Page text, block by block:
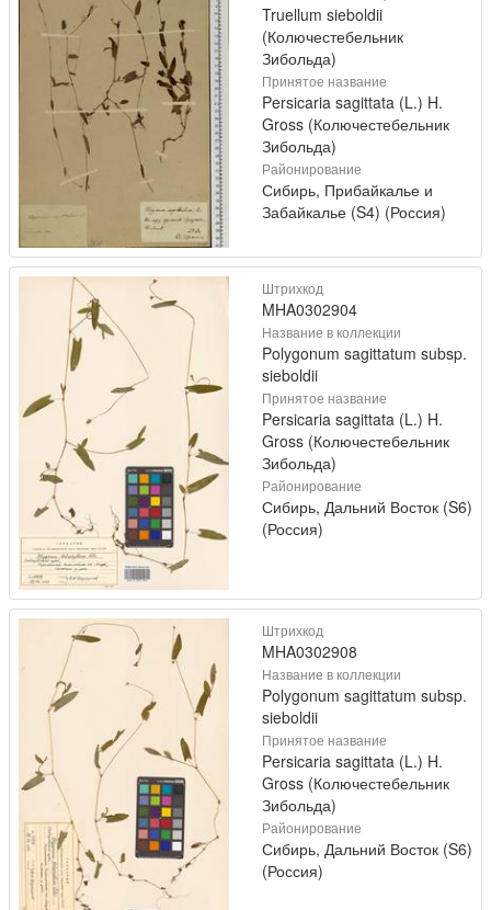
Truellum sieboldii
(Колючестебельник
Зибольда)
Принятое название
Persicaria sagittata (L.) H.
Gross (Колючестебельник
Зибольда)
Районирование
Сибирь, Прибайкалье и
Забайкалье (S4) (Россия)
Штрихкод
MHA0302904
Название в коллекции
Polygonum sagittatum subsp.
sieboldii
Принятое название
Persicaria sagittata (L.) H.
Gross (Колючестебельник
Зибольда)
Районирование
Сибирь, Дальний Восток (S6)
(Россия)
Штрихкод
MHA0302908
Название в коллекции
Polygonum sagittatum subsp.
sieboldii
Принятое название
Persicaria sagittata (L.) H.
Gross (Колючестебельник
Зибольда)
Районирование
Сибирь, Дальний Восток (S6)
(Россия)